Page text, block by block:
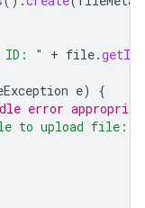
ID: " + file.getId
e)
{
error
to upload file: "